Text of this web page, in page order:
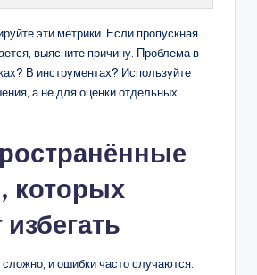
эти метрики. Если пропускная
выясните причину. Проблема в
В инструментах? Используйте
а не для оценки отдельных
которых
и ошибки часто случаются.